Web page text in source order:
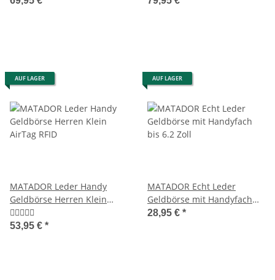
AUF LAGER
MATADOR Leder Handy
Geldbörse Herren Klein
AirTag RFID
53,95 € *
AUF LAGER
MATADOR Echt Leder
Geldbörse mit Handyfach
bis 6.2 Zoll
28,95 € *